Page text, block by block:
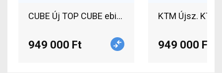
CUBE Új TOP CUBE ebike Bosch CX 5gen
949 000 Ft
KTM Újsz.
949 000 Ft